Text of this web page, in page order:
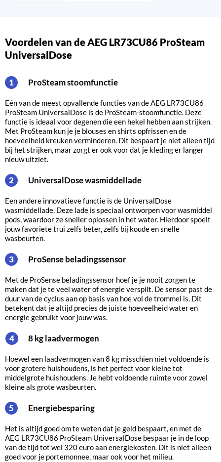
Voordelen van de AEG LR73CU86 ProSteam
UniversalDose
1 ProSteam stoomfunctie
Eén van de meest opvallende functies van de AEG LR73CU86
ProSteam UniversalDose is de ProSteam-stoomfunctie. Deze
functie is ideaal voor degenen die een hekel hebben aan strijken.
Met ProSteam kun je je blouses en shirts opfrissen en de
hoeveelheid kreuken verminderen. Dit bespaart je niet alleen tijd
bij het strijken, maar zorgt er ook voor dat je kleding er langer
nieuw uitziet.
2 UniversalDose wasmiddellade
Een andere innovatieve functie is de UniversalDose
wasmiddellade. Deze lade is speciaal ontworpen voor wasmiddel
pods, waardoor ze sneller oplossen in het water. Hierdoor spoelt
jouw favoriete trui zelfs beter, zelfs bij koude en snelle
wasbeurten.
3 ProSense beladingssensor
Met de ProSense beladingssensor hoef je je nooit zorgen te
maken dat je te veel water of energie verspilt. De sensor past de
duur van de cyclus aan op basis van hoe vol de trommel is. Dit
betekent dat je altijd precies de juiste hoeveelheid water en
energie gebruikt voor jouw was.
4 8 kg laadvermogen
Hoewel een laadvermogen van 8 kg misschien niet voldoende is
voor grotere huishoudens, is het perfect voor kleine tot
middelgrote huishoudens. Je hebt voldoende ruimte voor zowel
kleine als grote wasbeurten.
5 Energiebesparing
Het is altijd goed om te weten dat je geld bespaart, en met de
AEG LR73CU86 ProSteam UniversalDose bespaar je in de loop
van de tijd tot wel 320 euro aan energiekosten. Dit is niet alleen
goed voor je portemonnee, maar ook voor het milieu.